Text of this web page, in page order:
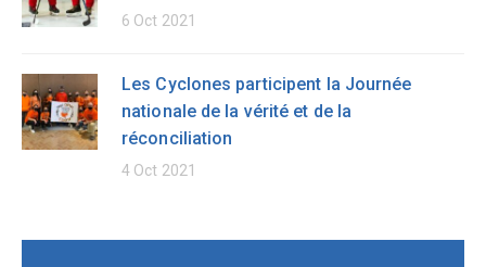
6 Oct 2021
Les Cyclones participent la Journée
nationale de la vérité et de la
réconciliation
4 Oct 2021